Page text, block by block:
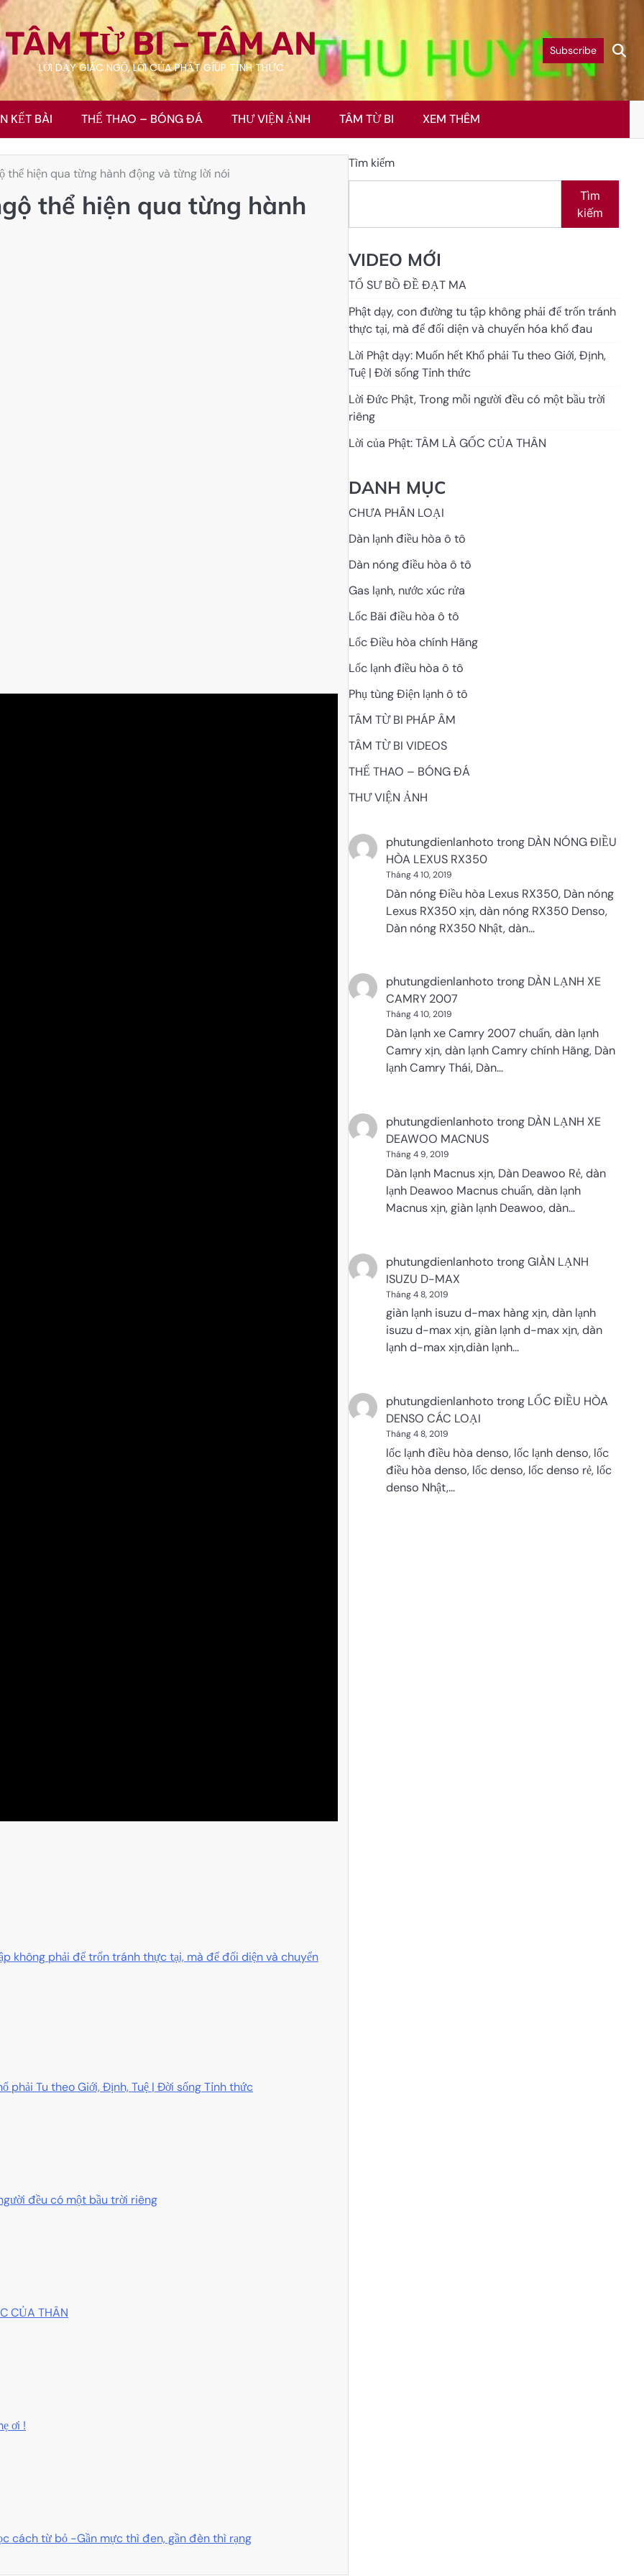
TÂM TỪ BI – TÂM AN
LỜI DẠY GIÁC NGỘ, LỜI CỦA PHẬT GÍÚP TỈNH THỨC
Subscribe
KẾT BÀI THỂ THAO – BÓNG ĐÁ THƯ VIỆN ẢNH TÂM TỪ BI XEM THÊM
thể hiện qua từng hành động và từng lời nói
thể hiện qua từng hành
không phải để trốn tránh thực tại, mà để đối diện và chuyển
phải Tu theo Giới, Định, Tuệ | Đời sống Tỉnh thức
đều có một bầu trời riêng
CỦA THÂN
ơi !
cách từ bỏ -Gần mực thì đen, gần đèn thì rạng
Tìm kiếm
Tìm
kiếm
VIDEO MỚI
TỔ SƯ BỒ ĐỀ ĐẠT MA
Phật dạy, con đường tu tập không phải để trốn tránh
thực tại, mà để đối diện và chuyển hóa khổ đau
Lời Phật dạy: Muốn hết Khổ phải Tu theo Giới, Định,
Tuệ | Đời sống Tỉnh thức
Lời Đức Phật, Trong mỗi người đều có một bầu trời
riêng
Lời của Phật: TÂM LÀ GỐC CỦA THÂN
DANH MỤC
CHƯA PHÂN LOẠI
Dàn lạnh điều hòa ô tô
Dàn nóng điều hòa ô tô
Gas lạnh, nước xúc rửa
Lốc Bãi điều hòa ô tô
Lốc Điều hòa chính Hãng
Lốc lạnh điều hòa ô tô
Phụ tùng Điện lạnh ô tô
TÂM TỪ BI PHÁP ÂM
TÂM TỪ BI VIDEOS
THỂ THAO – BÓNG ĐÁ
THƯ VIỆN ẢNH
phutungdienlanhoto trong DÀN NÓNG ĐIỀU
HÒA LEXUS RX350
Tháng 4 10, 2019
Dàn nóng Điều hòa Lexus RX350, Dàn nóng
Lexus RX350 xịn, dàn nóng RX350 Denso,
Dàn nóng RX350 Nhật, dàn…
phutungdienlanhoto trong DÀN LẠNH XE
CAMRY 2007
Tháng 4 10, 2019
Dàn lạnh xe Camry 2007 chuẩn, dàn lạnh
Camry xịn, dàn lạnh Camry chính Hãng, Dàn
lạnh Camry Thái, Dàn…
phutungdienlanhoto trong DÀN LẠNH XE
DEAWOO MACNUS
Tháng 4 9, 2019
Dàn lạnh Macnus xịn, Dàn Deawoo Rẻ, dàn
lạnh Deawoo Macnus chuẩn, dàn lạnh
Macnus xịn, giàn lạnh Deawoo, dàn…
phutungdienlanhoto trongGIÀN LẠNH
ISUZU D-MAX
Tháng 4 8, 2019
giàn lạnh isuzu d-max hàng xịn, dàn lạnh
isuzu d-max xịn, giàn lạnh d-max xịn, dàn
lạnh d-max xịn,diàn lạnh…
phutungdienlanhoto trong LỐC ĐIỀU HÒA
DENSO CÁC LOẠI
Tháng 4 8, 2019
lốc lạnh điều hòa denso, lốc lạnh denso, lốc
điều hòa denso, lốc denso, lốc denso rẻ, lốc
denso Nhật,…